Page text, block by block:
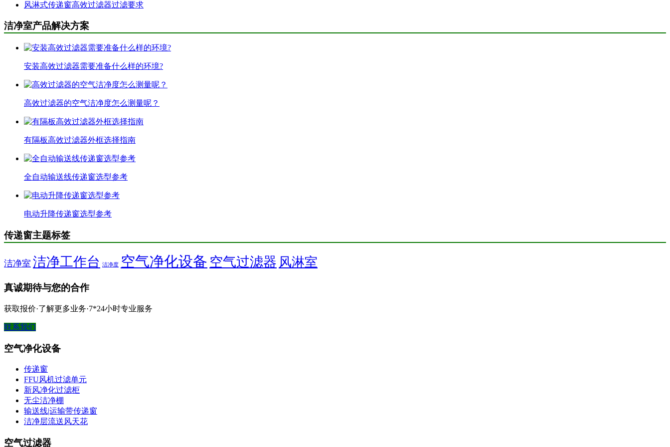
风淋式传递窗高效过滤器过滤要求
洁净室产品解决方案
安装高效过滤器需要准备什么样的环境?
高效过滤器的空气洁净度怎么测量呢？
有隔板高效过滤器外框选择指南
全自动输送线传递窗选型参考
电动升降传递窗选型参考
传递窗主题标签
洁净室 洁净工作台 洁净度 空气净化设备 空气过滤器 风淋室
真诚期待与您的合作
获取报价·了解更多业务·7*24小时专业服务
联系我们
空气净化设备
传递窗
FFU风机过滤单元
新风净化过滤柜
无尘洁净棚
输送线|运输带传递窗
洁净层流送风天花
空气过滤器